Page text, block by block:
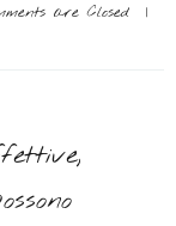
are Closed
|